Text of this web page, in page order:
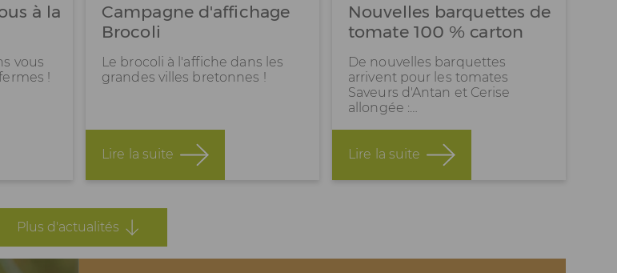
à la
vous
!
Campagne d'affichage
Brocoli
Le brocoli à l'affiche dans les
grandes villes bretonnes !
Lire la suite
Nouvelles barquettes de
tomate 100 % carton
De nouvelles barquettes
arrivent pour les tomates
Saveurs d'Antan et Cerise
allongée :…
Lire la suite
Plus d'actualités